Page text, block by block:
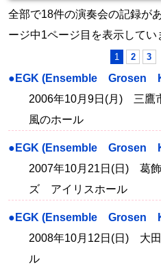
全部で18件の演奏会の記録が
ージ中1ページ目を表示してい
1 2 3
●EGK (Ensemble Grosen
2006年10月9日(月) 三鷹
風のホール
●EGK (Ensemble Grosen
2007年10月21日(日) 葛
ズ アイリスホール
●EGK (Ensemble Grosen
2008年10月12日(日) 大
ル